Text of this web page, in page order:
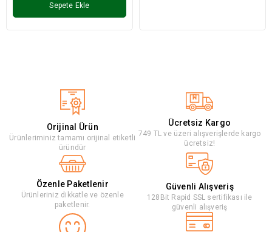
Sepete Ekle
Orijinal Ürün
Ürünleriminiz tamamı orijinal etiketli
üründür
Ücretsiz Kargo
749 TL ve üzeri alışverişlerde kargo
ücretsiz!
Özenle Paketlenir
Ürünleriniz dikkatle ve özenle
paketlenir.
Güvenli Alışveriş
128Bit Rapid SSL sertifikası ile
güvenli alışveriş